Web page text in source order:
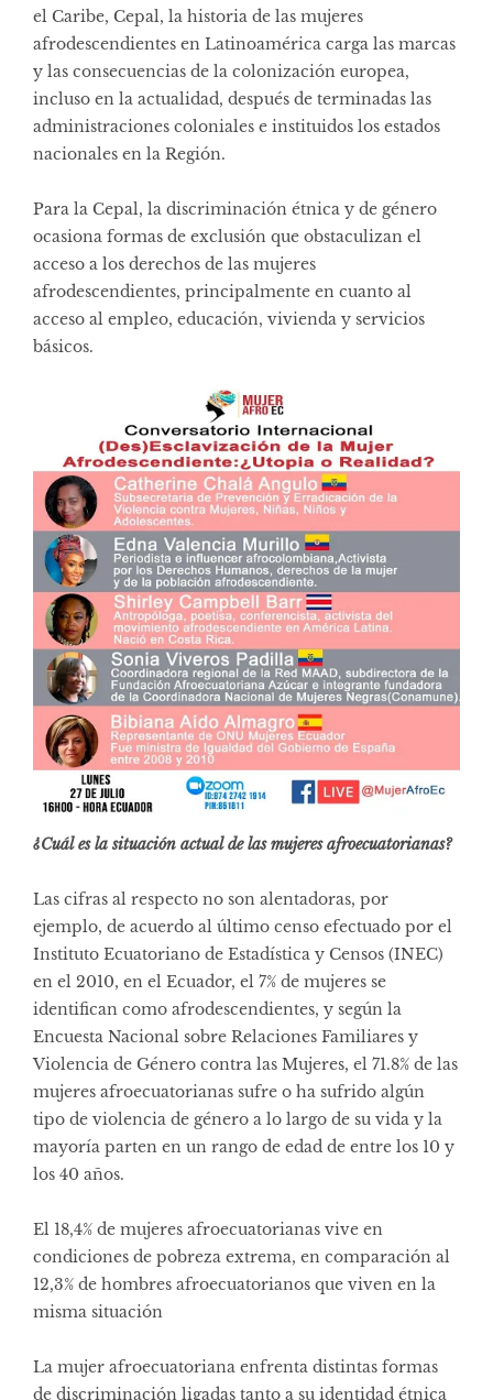
el Caribe, Cepal, la historia de las mujeres
afrodescendientes en Latinoamérica carga las marcas
y las consecuencias de la colonización europea,
incluso en la actualidad, después de terminadas las
administraciones coloniales e instituidos los estados
nacionales en la Región.
Para la Cepal, la discriminación étnica y de género
ocasiona formas de exclusión que obstaculizan el
acceso a los derechos de las mujeres
afrodescendientes, principalmente en cuanto al
acceso al empleo, educación, vivienda y servicios
básicos.
¿Cuál es la situación actual de las mujeres afroecuatorianas?
Las cifras al respecto no son alentadoras, por
ejemplo, de acuerdo al último censo efectuado por el
Instituto Ecuatoriano de Estadística y Censos (INEC)
en el 2010, en el Ecuador, el 7% de mujeres se
identifican como afrodescendientes, y según la
Encuesta Nacional sobre Relaciones Familiares y
Violencia de Género contra las Mujeres, el 71.8% de las
mujeres afroecuatorianas sufre o ha sufrido algún
tipo de violencia de género a lo largo de su vida y la
mayoría parten en un rango de edad de entre los 10 y
los 40 años.
El 18,4% de mujeres afroecuatorianas vive en
condiciones de pobreza extrema, en comparación al
12,3% de hombres afroecuatorianos que viven en la
misma situación
La mujer afroecuatoriana enfrenta distintas formas
de discriminación ligadas tanto a su identidad étnica